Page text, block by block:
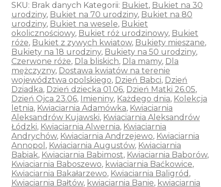
SKU: Brak danych Kategorii: Bukiet, Bukiet na 30
urodziny, Bukiet na 70 urodziny, Bukiet na 80
urodziny, Bukiet na wesele, Bukiet
okolicznościowy, Bukiet róż urodzinowy, Bukiet
róże, Bukiet z zywych kwiatow, Bukiety mieszane,
Bukiety na 18 urodziny, Bukiety na 50 urodziny,
Czerwone róże, Dla bliskich, Dla mamy, Dla
mężczyzny, Dostawa kwiatów na terenie
województwa opolskiego, Dzień Babci, Dzień
Dziadka, Dzień dziecka 01.06, Dzień Matki 26.05,
Dzień Ojca 23.06, Imieniny, Każdego dnia, Kolekcja
letnia, Kwiaciarnia Adamówka, Kwiaciarnia
Aleksandrów Kujawski, Kwiaciarnia Aleksandrów
Łódzki, Kwiaciarnia Alwernia, Kwiaciarnia
Andrychów, Kwiaciarnia Andrzejewo, Kwiaciarnia
Annopol , Kwiaciarnia Augustów, Kwiaciarnia
Babiak, Kwiaciarnia Babimost, Kwiaciarnia Baborów,
Kwiaciarnia Baboszewo, kwiaciarnia Baćkowice,
Kwiaciarnia Bakałarzewo, Kwiaciarnia Baligród ,
Kwiaciarnia Bałtów, kwiaciarnia Banie, kwiaciarnia